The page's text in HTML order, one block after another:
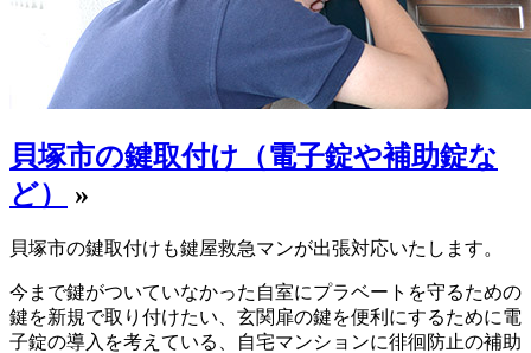
貝塚市の鍵取付け（電子錠や補助錠な
ど）
»
貝塚市の鍵取付けも鍵屋救急マンが出張対応いたします。
今まで鍵がついていなかった自室にプラベートを守るための
鍵を新規で取り付けたい、玄関扉の鍵を便利にするために電
子錠の導入を考えている、自宅マンションに徘徊防止の補助